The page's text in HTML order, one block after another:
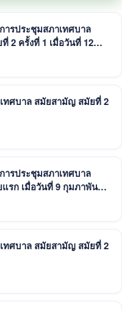
ารประชุมสภาเทศบาล
2 ครั้งที่ 1 เมื่อวันที่ 12
ทศบาล สมัยสามัญ สมัยที่ 2
ารประชุมสภาเทศบาล
รก เมื่อวันที่ 9 กุมภาพันธ์
ทศบาล สมัยสามัญ สมัยที่ 2